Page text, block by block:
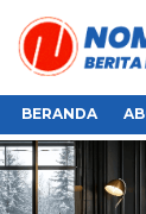
BERANDA